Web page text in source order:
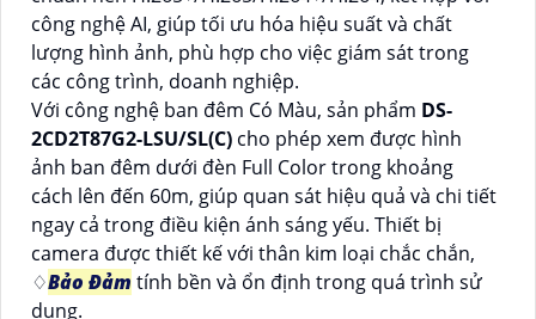
công nghệ AI, giúp tối ưu hóa hiệu suất và chất
lượng hình ảnh, phù hợp cho việc giám sát trong
các công trình, doanh nghiệp.
Với công nghệ ban đêm Có Màu, sản phẩm DS-
2CD2T87G2-LSU/SL(C) cho phép xem được hình
ảnh ban đêm dưới đèn Full Color trong khoảng
cách lên đến 60m, giúp quan sát hiệu quả và chi tiết
ngay cả trong điều kiện ánh sáng yếu. Thiết bị
camera được thiết kế với thân kim loại chắc chắn,
♢Bảo Đảm tính bền và ổn định trong quá trình sử
dụng.